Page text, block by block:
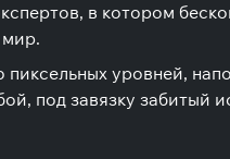
в котором
мир.
уровней,
под завязку